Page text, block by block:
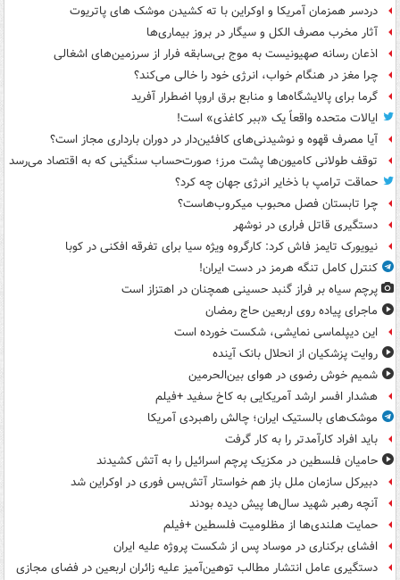
دردسر همزمان آمریکا و اوکراین با ته کشیدن موشک های پاتریوت
آثار مخرب مصرف الکل و سیگار در بروز بیماری‌ها
اذعان رسانه صهیونیست به موج بی‌سابقه فرار از سرزمین‌های اشغالی
چرا مغز در هنگام خواب، انرژی خود را خالی می‌کند؟
گرما برای پالایشگاه‌ها و منابع برق اروپا اضطرار آفرید
ایالات متحده واقعاً یک «ببر کاغذی» است!
آیا مصرف قهوه و نوشیدنی‌های کافئین‌دار در دوران بارداری مجاز است؟
توقف طولانی کامیون‌ها پشت مرز؛ صورت‌حساب سنگینی که به اقتصاد می‌رسد
حماقت ترامپ با ذخایر انرژی جهان چه کرد؟
چرا تابستان فصل محبوب میکروب‌هاست؟
دستگیری قاتل فراری در نوشهر
نیویورک تایمز فاش کرد: کارگروه ویژه سیا برای تفرقه افکنی در کوبا
کنترل کامل تنگه هرمز در دست ایران!
پرچم سیاه بر فراز گنبد حسینی همچنان در اهتزاز است
ماجرای پیاده روی اربعین حاج رمضان
این دیپلماسی نمایشی، شکست خورده است
روایت پزشکیان از انحلال بانک آینده
شمیم خوش رضوی در هوای بین‌الحرمین
هشدار افسر ارشد آمریکایی به کاخ سفید +فیلم
موشک‌های بالستیک ایران؛ چالش راهبردی آمریکا
باید افراد کارآمدتر را به کار گرفت
حامیان فلسطین در مکزیک پرچم اسرائیل را به آتش کشیدند
دبیرکل سازمان ملل باز هم خواستار آتش‌بس فوری در اوکراین شد
آنچه رهبر شهید سال‌ها پیش دیده بودند
حمایت هلندی‌ها از مظلومیت فلسطین +فیلم
افشای برکناری در موساد پس از شکست پروژه علیه ایران
دستگیری عامل انتشار مطالب توهین‌آمیز علیه زائران اربعین در فضای مجازی